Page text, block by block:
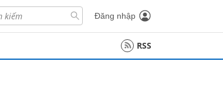
Đăng nhập
RSS